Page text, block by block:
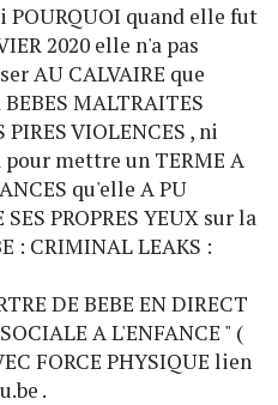
quand elle fut
2020 elle n'a pas
AU CALVAIRE que
MALTRAITES
PIRES VIOLENCES , ni
pour mettre un TERME A
qu'elle A PU
PROPRES YEUX sur la
: CRIMINAL LEAKS :
DE BEBE EN DIRECT
A L'ENFANCE " (
FORCE PHYSIQUE lien
.